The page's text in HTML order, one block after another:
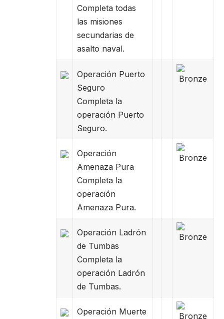
Completa todas
las misiones
secundarias de
asalto naval.
Operación Puerto
Seguro
Completa la
operación Puerto
Seguro.
Operación
Amenaza Pura
Completa la
operación
Amenaza Pura.
Operación Ladrón
de Tumbas
Completa la
operación Ladrón
de Tumbas.
Operación Muerte